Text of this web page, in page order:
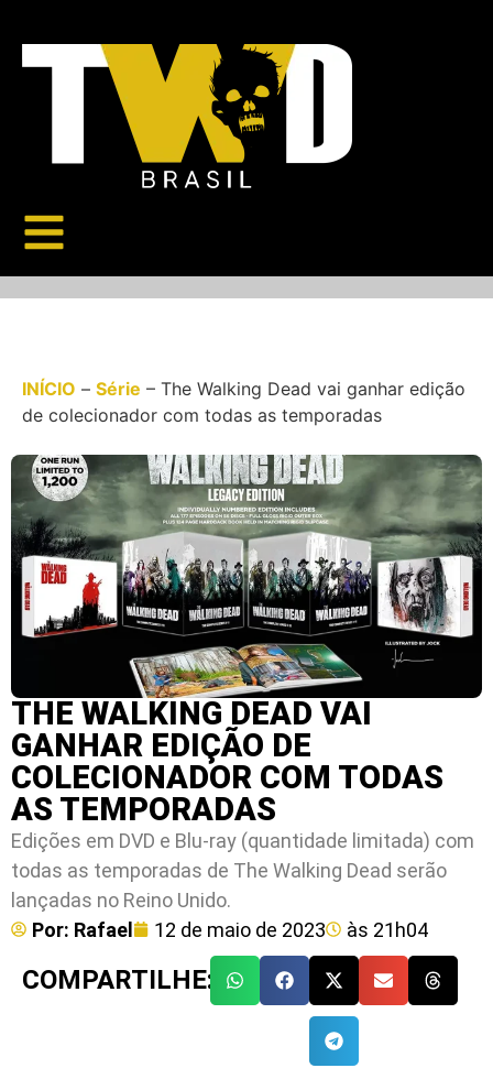
INÍCIO – Série – The Walking Dead vai ganhar edição
de colecionador com todas as temporadas
THE WALKING DEAD VAI
GANHAR EDIÇÃO DE
COLECIONADOR COM TODAS
AS TEMPORADAS
Edições em DVD e Blu-ray (quantidade limitada) com
todas as temporadas de The Walking Dead serão
lançadas no Reino Unido.
Por: Rafael 12 de maio de 2023 às 21h04
COMPARTILHE: